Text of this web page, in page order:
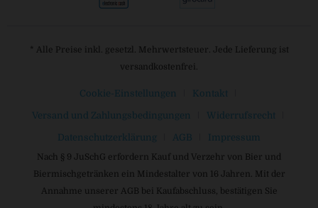
* Alle Preise inkl. gesetzl. Mehrwertsteuer. Jede Lieferung ist
versandkostenfrei.
Cookie-Einstellungen Kontakt
Versand und Zahlungsbedingungen Widerrufsrecht
Datenschutzerklärung AGB Impressum
Nach § 9 JuSchG erfordern Kauf und Verzehr von Bier und
Biermischgetränken ein Mindestalter von 16 Jahren. Mit der
Annahme unserer AGB bei Kaufabschluss, bestätigen Sie